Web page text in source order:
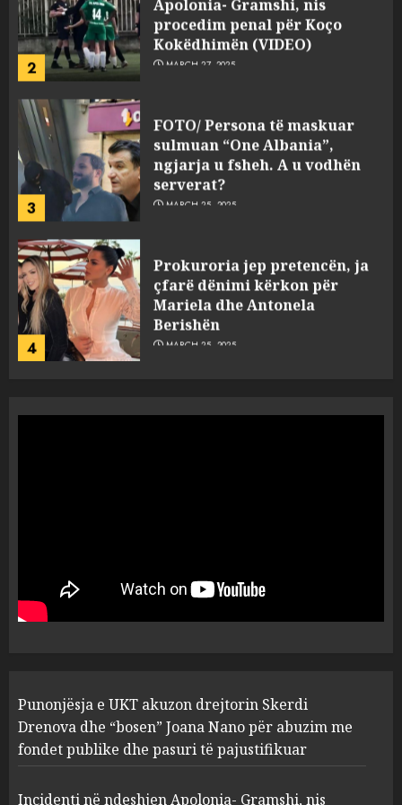
2
Apolonia- Gramshi, nis
procedim penal për Koço
Kokëdhimën (VIDEO)
MARCH 27, 2025
3
FOTO/ Persona të maskuar
sulmuan “One Albania”,
ngjarja u fsheh. A u vodhën
serverat?
MARCH 25, 2025
4
Prokuroria jep pretencën, ja
çfarë dënimi kërkon për
Mariela dhe Antonela
Berishën
MARCH 25, 2025
1
“bosen” Joana Nano për
abuzim me fondet publike dhe
pasuri të pajustifikuar
2
Apolonia- Gramshi, nis
procedim penal për Koço
Kokëdhimën (VIDEO)
MARCH 27, 2025
Punonjësja e UKT akuzon drejtorin Skerdi
Drenova dhe “bosen” Joana Nano për abuzim me
fondet publike dhe pasuri të pajustifikuar
Incidenti në ndeshjen Apolonia- Gramshi, nis